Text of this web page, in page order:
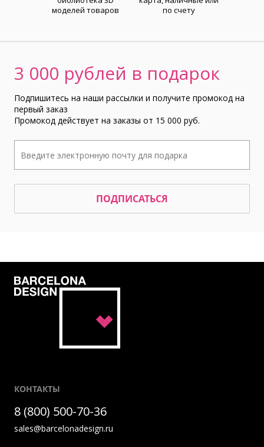
моделей товаров
по счету
3 000 рублей в подарок
Подпишитесь на наши рассылки и получите промокод на
первый заказ
Промокод действует на заказы от 15 000 руб.
ПОДПИСАТЬСЯ
КОНТАКТЫ
8 (800) 500-70-36
sales@barcelonadesign.ru